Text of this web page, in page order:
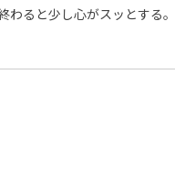
わると少し心がスッとする。